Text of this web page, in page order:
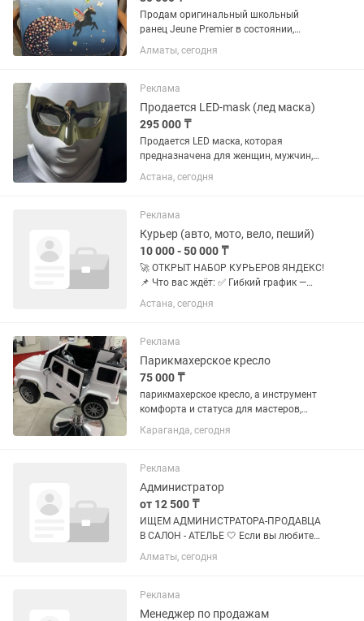
Продам оригинальный школьный
ранец Jeune Premier в состоянии,
близком к новому. Jeune Premier —
бельгийский премиальный бренд
стильный дизайн, легкость и высокое...
Алматы, сегодня
Реклама
Продается LED-mask (лед маска)
295 000 ₸
Продается LED маска, которая
предназначена для женщин, мужчин,
которые ухаживают за кожей лица и
хотят сохранить молодость. LED маска
именно в Сеуле в офисе...
Астана, сегодня
Реклама
Курьер (авто, мото, вело, пеший)
10 000 - 50 000 ₸
🚀 ОТКРЫТ НАБОР КУРЬЕРОВ ЯНДЕКС!
📌 Что вас ждёт: ✅ Гибкий график —
выходите на смену тогда, когда удобно
именно вам ✅ Регулярный заработок
и старт работы ✅...
Астана, сегодня
Реклама
Парикмахерское кресло
75 000 ₸
парикмахерское кресло, а инструмент
комфорта и статуса для мастеров,
которые ценят качество и внешний вид
своего салона. 🚗 Дизайн в стиле
клиентов и делает интерьер...
Караганда, сегодня
Реклама
Администратор
от 12 500 ₸
ИЩЕМ АДМИНИСТРАТОРА-ПРОДАВЦА
В САЛОН - АТЕЛЬЕ 🤍 Если вы любите
продажи, красивую сферу, умеете
снимать контент и хотите работать в
развивается, — возможно, мы ищем
именно...
Алматы, сегодня
Реклама
Менеджер по продажам